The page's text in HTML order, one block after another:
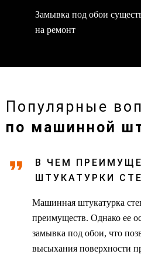
Замывка под обои
на ремонт
Популярные
по машинной
В ЧЕМ
ШТУКАТУРКИ
Машинная штукатурка
преимуществ. Однако ее
замывка под обои, что
высыхания поверхности